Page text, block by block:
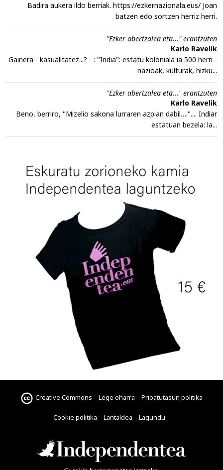
Badira aukera ildo berriak. https://ezkernazionala.eus/ Joan
batzen edo sortzen herriz herri.
"Ezker abertzalea eta..." erantzuten
Karlo Ravelik
Gainera - kasualitatez...? - : "India": estatu koloniala ia 500 herri -
nazioak, kulturak, hizku...
"Ezker abertzalea eta..." erantzuten
Karlo Ravelik
Beno, berriro, "Mizelio sakona lurraren azpian dabil….".... Indiar
estatuan bezela: la...
Creative Commons Lege oharra Pribatutasun politika
Cookie politika Lantaldea Lagundu